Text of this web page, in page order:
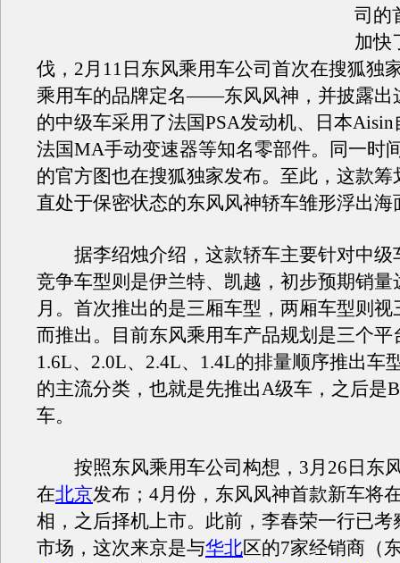
司的
加快
伐，2月11日东风乘用车公司首次在搜狐独
乘用车的品牌定名——东风风神，并披露出
的中级车采用了法国PSA发动机、日本
法国MA手动变速器等知名零部件。同一时
的官方图也在搜狐独家发布。至此，这款筹
直处于保密状态的东风风神轿车雏形浮出海
据李绍烛介绍，这款轿车主要针对中级
竞争车型则是伊兰特、凯越，初步预期销量
月。首次推出的是三厢车型，两厢车型则视
而推出。目前东风乘用车产品规划是三个平
1.6L、2.0L、2.4L、1.4L的排量顺序推出车
的主流分类，也就是先推出A级车，之后是
车。
按照东风乘用车公司构想，3月26日东
在北京发布；4月份，东风风神首款新车将
相，之后择机上市。此前，李春荣一行已考
市场，这次来京是与华北区的7家经销商（